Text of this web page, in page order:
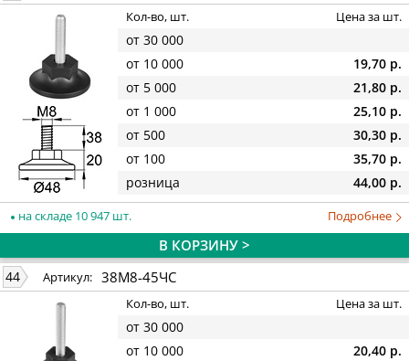
Кол-во, шт. Цена за шт.
от 30 000
от 10 000
19,70 р.
от 5 000
21,80 р.
от 1 000
25,10 р.
от 500
30,30 р.
от 100
35,70 р.
розница
44,00 р.
на складе 10 947 шт. Подробнее
В КОРЗИНУ >
44 Артикул: 38М8-45ЧС
Кол-во, шт. Цена за шт.
от 30 000
от 10 000
20,40 р.